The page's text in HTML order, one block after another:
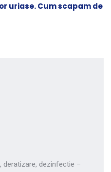
uriase. Cum scapam de
deratizare, dezinfectie –